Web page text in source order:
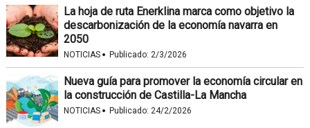
La hoja de ruta Enerklina marca como objetivo la
descarbonización de la economía navarra en
2050
NOTICIAS · Publicado: 2/3/2026
Nueva guía para promover la economía circular en
la construcción de Castilla-La Mancha
NOTICIAS · Publicado: 24/2/2026